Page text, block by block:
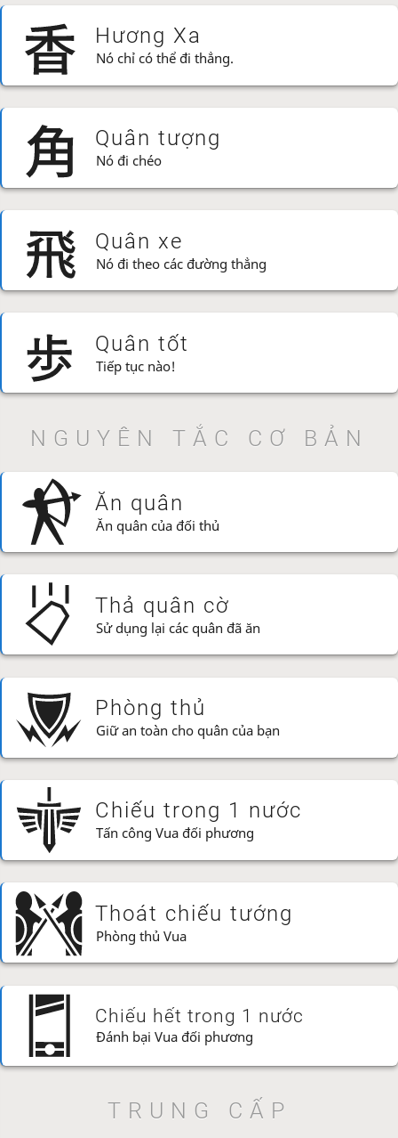
Hương Xa
Nó chỉ có thể đi thẳng.
Quân tượng
Nó đi chéo
Quân xe
Nó đi theo các đường thẳng
Quân tốt
Tiếp tục nào!
NGUYÊN TẮC CƠ BẢN
Ăn quân
Ăn quân của đối thủ
Thả quân cờ
Sử dụng lại các quân đã ăn
Phòng thủ
Giữ an toàn cho quân của bạn
Chiếu trong 1 nước
Tấn công Vua đối phương
Thoát chiếu tướng
Phòng thủ Vua
Chiếu hết trong 1 nước
Đánh bại Vua đối phương
TRUNG CẤP